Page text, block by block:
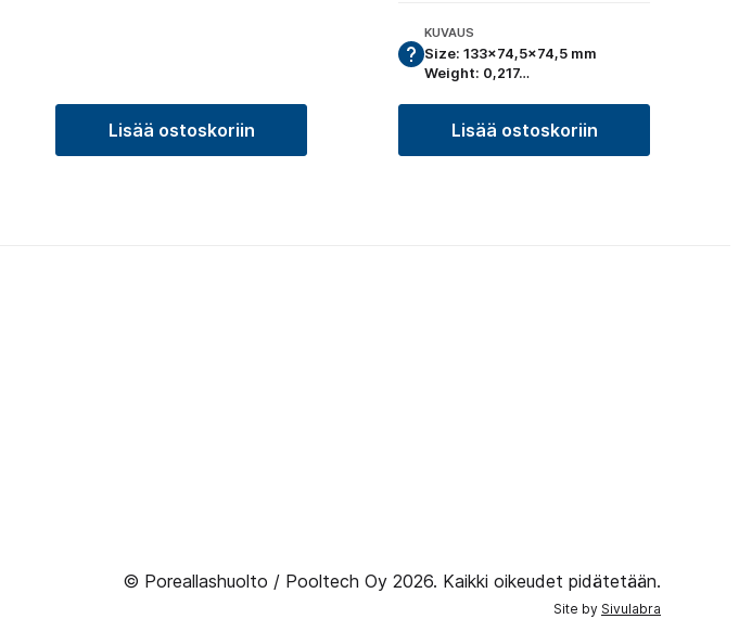
Lisää ostoskoriin
KUVAUS
Size: 133×74,5×74,5 mm
Weight: 0,217…
Lisää ostoskoriin
© Poreallashuolto / Pooltech Oy 2026. Kaikki oikeudet pidätetään.
Site by Sivulabra